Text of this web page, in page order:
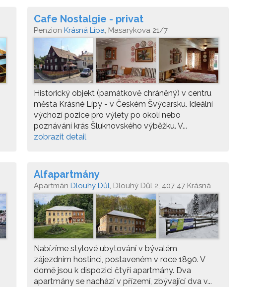
Cafe Nostalgie - privat
Penzion Krásná Lípa, Masarykova 21/7
Historický objekt (památkově chráněný) v centru
města Krásné Lípy - v Českém Švýcarsku. Ideální
výchozí pozice pro výlety po okolí nebo
poznávání krás Šluknovského výběžku. V...
zobrazit detail
Alfapartmány
Apartmán Dlouhý Důl, Dlouhý Důl 2, 407 47 Krásná
Lípa
Nabízíme stylové ubytování v bývalém
zájezdním hostinci, postaveném v roce 1890. V
domě jsou k dispozici čtyři apartmány. Dva
apartmány se nachází v přízemí, zbývající dva v...